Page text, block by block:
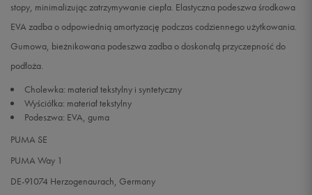
40,5 26 cm Powiadom o dostępności
41 26,5 cm
stopy, minimalizując zatrzymywanie ciepła. Elastyczna podeszwa środkowa
EVA zadba o odpowiednią amortyzację podczas codziennego użytkowania.
Gumowa, bieżnikowana podeszwa zadba o doskonałą przyczepność do
podłoża.
Cholewka: materiał tekstylny i syntetyczny
Wyściółka: materiał tekstylny
Podeszwa: EVA, guma
PUMA SE
PUMA Way 1
DE-91074 Herzogenaurach, Germany